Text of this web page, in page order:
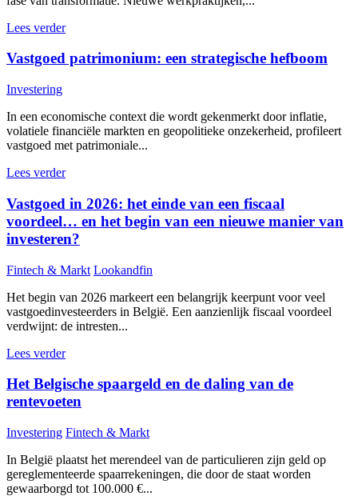
Lees verder
Vastgoed patrimonium: een strategische hefboom
Investering
In een economische context die wordt gekenmerkt door inflatie,
volatiele financiële markten en geopolitieke onzekerheid, profileert
vastgoed met patrimoniale...
Lees verder
Vastgoed in 2026: het einde van een fiscaal
voordeel… en het begin van een nieuwe manier van
investeren?
Fintech & Markt Lookandfin
Het begin van 2026 markeert een belangrijk keerpunt voor veel
vastgoedinvesteerders in België. Een aanzienlijk fiscaal voordeel
verdwijnt: de intresten...
Lees verder
Het Belgische spaargeld en de daling van de
rentevoeten
Investering Fintech & Markt
In België plaatst het merendeel van de particulieren zijn geld op
gereglementeerde spaarrekeningen, die door de staat worden
gewaarborgd tot 100.000 €...